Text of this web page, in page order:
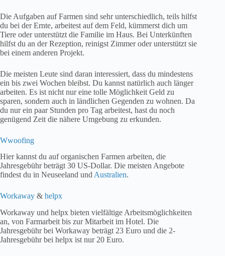
Die Aufgaben auf Farmen sind sehr unterschiedlich, teils hilfst
du bei der Ernte, arbeitest auf dem Feld, kümmerst dich um
Tiere oder unterstützt die Familie im Haus. Bei Unterkünften
hilfst du an der Rezeption, reinigst Zimmer oder unterstützt sie
bei einem anderen Projekt.
Die meisten Leute sind daran interessiert, dass du mindestens
ein bis zwei Wochen bleibst. Du kannst natürlich auch länger
arbeiten. Es ist nicht nur eine tolle Möglichkeit Geld zu
sparen, sondern auch in ländlichen Gegenden zu wohnen. Da
du nur ein paar Stunden pro Tag arbeitest, hast du noch
genügend Zeit die nähere Umgebung zu erkunden.
Wwoofing
Hier kannst du auf organischen Farmen arbeiten, die
Jahresgebühr beträgt 30 US-Dollar. Die meisten Angebote
findest du in Neuseeland undAustralien.
Workaway & helpx
Workaway und helpx bieten vielfältige Arbeitsmöglichkeiten
an, von Farmarbeit bis zur Mitarbeit im Hotel. Die
Jahresgebühr bei Workaway beträgt 23 Euro und die 2-
Jahresgebühr bei helpx ist nur 20 Euro.